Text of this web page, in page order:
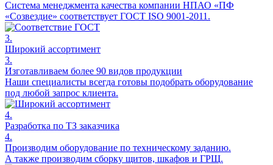
Система менеджмента качества компании НПАО «ПФ
«Созвездие» соответствует ГОСТ ISO 9001-2011.
3.
Широкий ассортимент
3.
Изготавливаем более 90 видов продукции
Наши специалисты всегда готовы подобрать оборудование
под любой запрос клиента.
4.
Разработка по ТЗ заказчика
4.
Производим оборудование по техническому заданию.
А также производим сборку щитов, шкафов и ГРЩ.